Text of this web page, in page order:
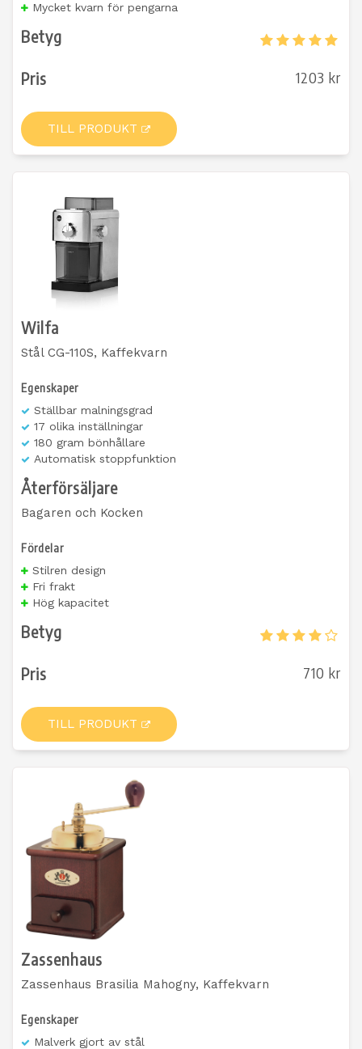
Mycket kvarn för pengarna
Betyg
Pris 1203 kr
TILL PRODUKT
Wilfa
Stål CG-110S, Kaffekvarn
Egenskaper
Ställbar malningsgrad
17 olika inställningar
180 gram bönhållare
Automatisk stoppfunktion
Återförsäljare
Bagaren och Kocken
Fördelar
Stilren design
Fri frakt
Hög kapacitet
Betyg
Pris 710 kr
TILL PRODUKT
Zassenhaus
Zassenhaus Brasilia Mahogny, Kaffekvarn
Egenskaper
Malverk gjort av stål